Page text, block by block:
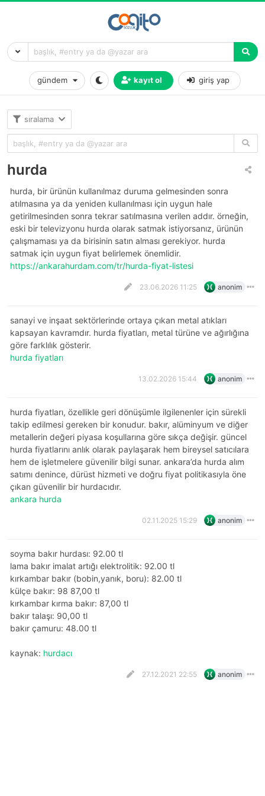
gündem kayıt ol giriş yap
sıralama
hurda
hurda, bir ürünün kullanılmaz duruma gelmesinden sonra
atılmasına ya da yeniden kullanılması için uygun hale
getirilmesinden sonra tekrar satılmasına verilen addır. örneğin,
eski bir televizyonu hurda olarak satmak istiyorsanız, ürünün
çalışmaması ya da birisinin satın alması gerekiyor. hurda
satmak için uygun fiyat belirlemek önemlidir.
https://ankarahurdam.com/tr/hurda-fiyat-listesi
23.06.2026 11:25 anonim
sanayi ve inşaat sektörlerinde ortaya çıkan metal atıkları
kapsayan kavramdır. hurda fiyatları, metal türüne ve ağırlığına
göre farklılık gösterir.
hurda fiyatları
13.02.2026 15:44 anonim
hurda fiyatları, özellikle geri dönüşümle ilgilenenler için sürekli
takip edilmesi gereken bir konudur. bakır, alüminyum ve diğer
metallerin değeri piyasa koşullarına göre sıkça değişir. güncel
hurda fiyatlarını anlık olarak paylaşarak hem bireysel satıcılara
hem de işletmelere güvenilir bilgi sunar. ankara’da hurda alım
satımı denince, dürüst hizmeti ve doğru fiyat politikasıyla öne
çıkan güvenilir bir hurdacıdır.
ankara hurda
02.11.2025 15:29 anonim
soyma bakır hurdası: 92.00 tl
lama bakır imalat artığı elektrolitik: 92.00 tl
kırkambar bakır (bobin,yanık, boru): 82.00 tl
külçe bakır: 98 87,00 tl
kırkambar kırma bakır: 87,00 tl
bakır talaşı: 90,00 tl
bakır çamuru: 48.00 tl
kaynak: hurdacı
27.12.2021 22:55 anonim